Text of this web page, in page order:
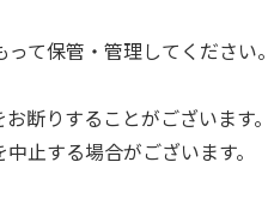
て保管・管理してくださ
断りすることがございます。
止する場合がございます。